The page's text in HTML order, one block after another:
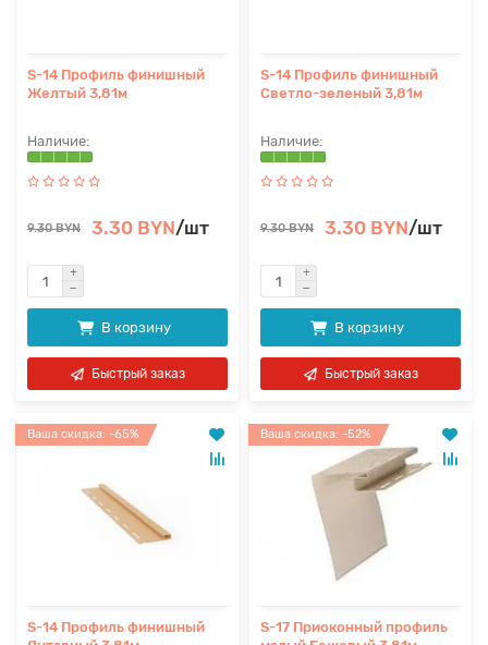
S-14 Профиль финишный
Желтый 3,81м
9.30 BYN 3.30 BYN/шт
В корзину
Быстрый заказ
S-14 Профиль финишный
Светло-зеленый 3,81м
9.30 BYN 3.30 BYN/шт
В корзину
Быстрый заказ
Ваша скидка: -65%
S-14 Профиль финишный
Ваша скидка: -52%
S-17 Приоконный профиль